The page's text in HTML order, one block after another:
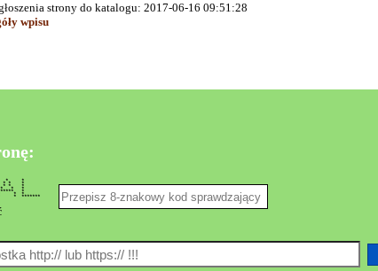
strony do katalogu: 2017-06-16 09:51:28
wpisu
* * *
* * *
* * *
* * *
*
* * *
* *******